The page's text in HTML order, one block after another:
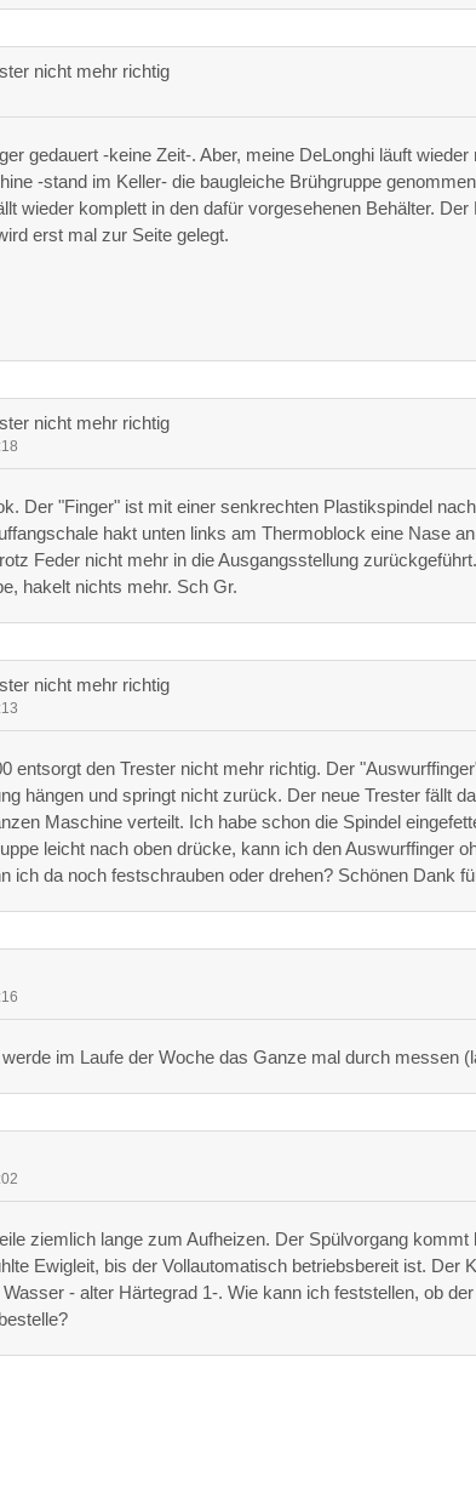
nicht mehr richtig
gedauert -keine Zeit-. Aber, meine DeLonghi läuft wieder
-stand im Keller- die baugleiche Brühgruppe
wieder komplett in den dafür vorgesehenen Behälter.
erst mal zur Seite gelegt.
nicht mehr richtig
Der "Finger" ist mit einer senkrechten Plastikspindel
hakt unten links am Thermoblock eine Nase
Feder nicht mehr in die Ausgangsstellung
hakelt nichts mehr. Sch Gr.
nicht mehr richtig
entsorgt den Trester nicht mehr richtig. Der
hängen und springt nicht zurück. Der neue Trester fällt
Maschine verteilt. Ich habe schon die Spindel
leicht nach oben drücke, kann ich den Auswurffinger
ich da noch festschrauben oder drehen? Schönen Dank
im Laufe der Woche das Ganze mal durch messen
ziemlich lange zum Aufheizen. Der Spülvorgang
Ewigleit, bis der Vollautomatisch betriebsbereit ist. Der
- alter Härtegrad 1-. Wie kann ich feststellen, ob